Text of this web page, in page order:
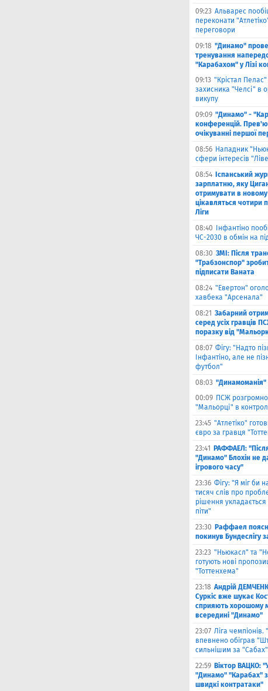
09:23 Альварес
переконати
переговори
09:18 "Динамо"
тренування
"Карабахом" у Лізі
09:13 "Крістал
захисника "Челсі" в
викупу
09:09 "Динамо" -
конференцій.
очікуванні першої
08:56 Нападник
сфери інтересів
08:54
Іспанський
зарплатню, яку
отримувати в
цікавляться чотири
Ліги
08:40
Інфантіно
ЧС-2030 в обмін на
08:30 ЗМІ: Після
"Трабзонспор"
підписати Ваната
08:24 "Евертон"
хавбека "Арсенала"
08:21 Забарний
серед усіх гравців
поразку від
08:07 Фігу: "Надто
Інфантіно, але не
футбол"
08:03 "Динамоманія"
00:09 ПСЖ
"Мальорці" в
23:45 "Атлетіко"
євро за гравця
23:41
РАФФАЕЛ:
"Динамо" Блохін не
ігрового часу"
23:36 Фігу: "Я міг би
тисяч слів про
рішення
піти"
23:30 Раффаел
покинув Бундеслігу
23:23 "Ньюкасл" та
готують нові
"Тоттенхема"
23:18 Андрій
Суркіс вже шукає
сприяють хорошому
всередині "Динамо"
23:07 Ліга
впевнено обіграв
сильнішим за "Сабах"
22:59 Віктор ВАЦКО:
"Динамо" "Карабах"
швидкі контратаки"